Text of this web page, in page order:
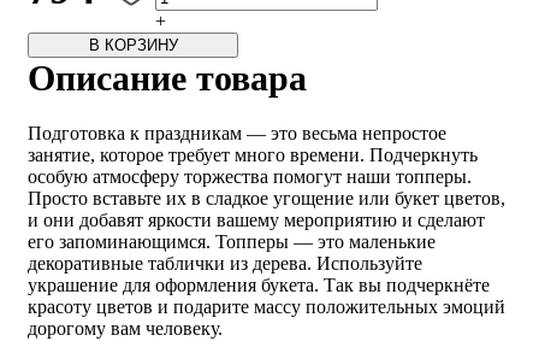
+
В КОРЗИНУ
Описание товара
Подготовка к праздникам — это весьма непростое
занятие, которое требует много времени. Подчеркнуть
особую атмосферу торжества помогут наши топперы.
Просто вставьте их в сладкое угощение или букет цветов,
и они добавят яркости вашему мероприятию и сделают
его запоминающимся. Топперы — это маленькие
декоративные таблички из дерева. Используйте
украшение для оформления букета. Так вы подчеркнёте
красоту цветов и подарите массу положительных эмоций
дорогому вам человеку.